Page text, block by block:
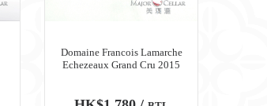
Domaine Francois Lamarche
Echezeaux Grand Cru 2015